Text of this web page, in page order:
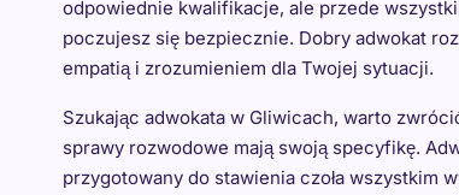
odpowiednie kwalifikacje, ale przede
poczujesz się bezpiecznie. Dobry adwokat
empatią i zrozumieniem dla Twojej sytuacji.
Szukając adwokata w Gliwicach, warto
sprawy rozwodowe mają swoją specyfikę.
przygotowany do stawienia czoła wszystkim